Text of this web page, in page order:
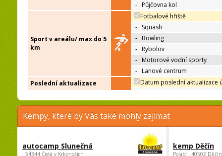
- Půjčovna kol
Sport v areálu/ max do 5
km
Fotbalové hřiště
- Squash
- Bowling
- Rybolov
- Motorové vodní sporty
- Lanové centrum
Poslední aktualizace
Datum poslední aktualizace
Kempy, které by Vás také mohly zajímat
autocamp Slunečná
, 54344 Čistá v Krkonoších
kemp Děčín
Polabí , 40502 Děčín